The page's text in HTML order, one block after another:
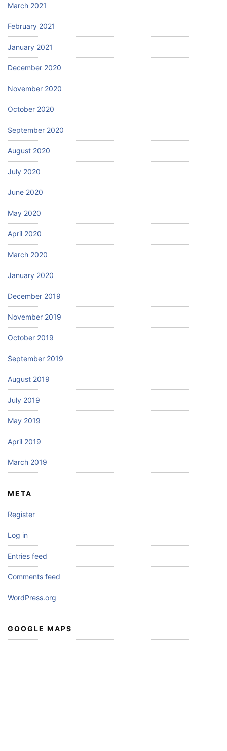
March 2021
February 2021
January 2021
December 2020
November 2020
October 2020
September 2020
August 2020
July 2020
June 2020
May 2020
April 2020
March 2020
January 2020
December 2019
November 2019
October 2019
September 2019
August 2019
July 2019
May 2019
April 2019
March 2019
META
Register
Log in
Entries feed
Comments feed
WordPress.org
GOOGLE MAPS